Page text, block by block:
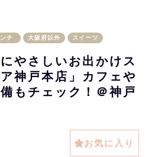
チ 大阪府以外 スイーツ
やさしいお出かけス
神戸本店」カフェや
もチェック！＠神戸
お気に入り